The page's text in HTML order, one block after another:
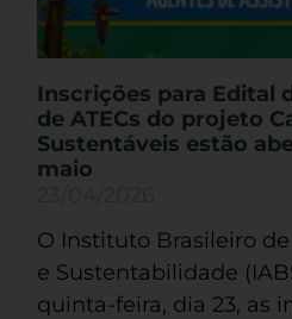
Inscrições para Edital
de ATECs do projeto
Sustentáveis estão
maio
O Instituto Brasileiro
e Sustentabilidade
quinta-feira, dia 23, as